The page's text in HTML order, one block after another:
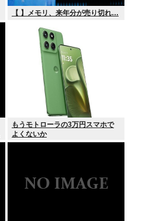
【 】メモリ、来年分が売り切れ…
もうモトローラの3万円スマホで
よくないか